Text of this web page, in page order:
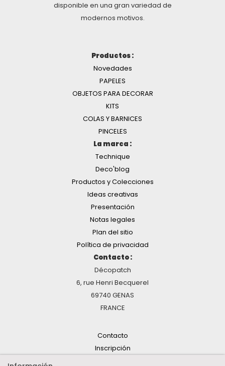
disponible en una gran variedad de
modernos motivos.
Productos :
Novedades
PAPELES
OBJETOS PARA DECORAR
KITS
COLAS Y BARNICES
PINCELES
La marca :
Technique
Deco'blog
Productos y Colecciones
Ideas creativas
Presentación
Notas legales
Plan del sitio
Política de privacidad
Contacto :
Décopatch
6, rue Henri Becquerel
69740 GENAS
FRANCE
Contacto
Inscripción